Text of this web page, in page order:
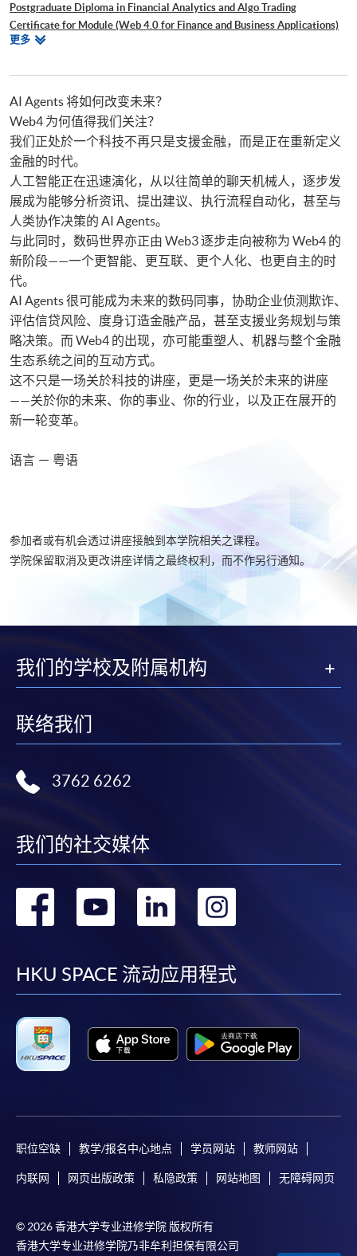
Postgraduate Diploma in Financial Analytics and Algo Trading
Certificate for Module (Web 4.0 for Finance and Business Applications)
Certificate for Module (AI and ML with Business and Financial
Certificate for Module (Agentic AI for FinTech and Business Applications)
Certificate for Module (FinTech and AI)
更多相
AI Agents 将如何改变未来？
Web4 为何值得我们关注？
我们正处於一个科技不再只是支援金融，而是正在重新定义
金融的时代。
人工智能正在迅速演化，从以往简单的聊天机械人，逐步发
展成为能够分析资讯、提出建议、执行流程自动化，甚至与
人类协作决策的 AI Agents。
与此同时，数码世界亦正由 Web3 逐步走向被称为 Web4 的
新阶段——一个更智能、更互联、更个人化、也更自主的时
代。
AI Agents 很可能成为未来的数码同事，协助企业侦测欺诈、
评估信贷风险、度身订造金融产品，甚至支援业务规划与策
略决策。而 Web4 的出现，亦可能重塑人、机器与整个金融
生态系统之间的互动方式。
这不只是一场关於科技的讲座，更是一场关於未来的讲座
——关於你的未来、你的事业、你的行业，以及正在展开的
新一轮变革。
语言 － 粤语
参加者或有机会透过讲座接触到本学院相关之课程。
学院保留取消及更改讲座详情之最终权利，而不作另行通知。
我们的学校及附属机构
联络我们
3762 6262
我们的社交媒体
转
facebook
转
youtube
转
linkedin
HKU SPACE 流动应用程式
职位空缺 教学/报名中心地点 学员网站 教师网站
内联网 网页出版政策 私隐政策 网站地图 无障碍网页
© 2026 香港大学专业进修学院 版权所有
香港大学专业进修学院乃非牟利担保有限公司